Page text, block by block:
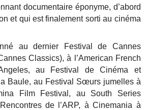
documentaire éponyme, d’abord
et qui est finalement sorti au cinéma
au dernier Festival de Cannes
Classics), à l’American French
au Festival de Cinéma et
Baule, au Festival Sœurs jumelles à
Film Festival, au South Series
de l’ARP, à Cinemania à